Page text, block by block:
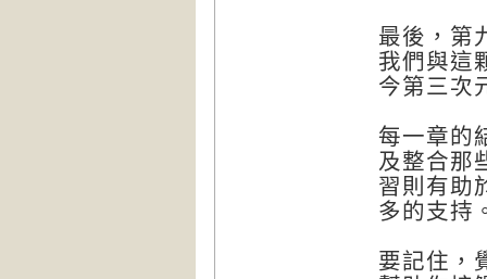
最後，第
我們與這
今第三次
每一章的
及整合那
習則有助
多的支持
要記住，